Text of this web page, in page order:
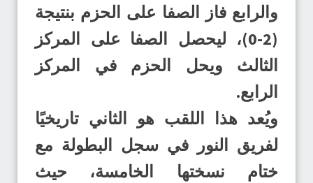
والرابع فاز الصفا على الحزم بنتيجة
(2-0)، ليحصل الصفا على المركز
الثالث ويحل الحزم في المركز
الرابع.
ويُعد هذا اللقب هو الثاني تاريخيًا
لفريق النور في سجل البطولة مع
ختام نسختها الخامسة، حيث